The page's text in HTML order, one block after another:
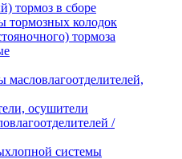
тормоз в сборе
тормозных колодок
тормоза
осушители
/
системы